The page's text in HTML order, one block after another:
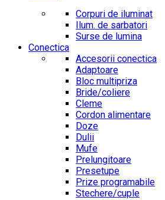
Corpuri de iluminat
Ilum. de sarbatori
Surse de lumina
Conectica
Accesorii conectica
Adaptoare
Bloc multipriza
Bride/coliere
Cleme
Cordon alimentare
Doze
Dulii
Mufe
Prelungitoare
Presetupe
Prize programabile
Stechere/cuple